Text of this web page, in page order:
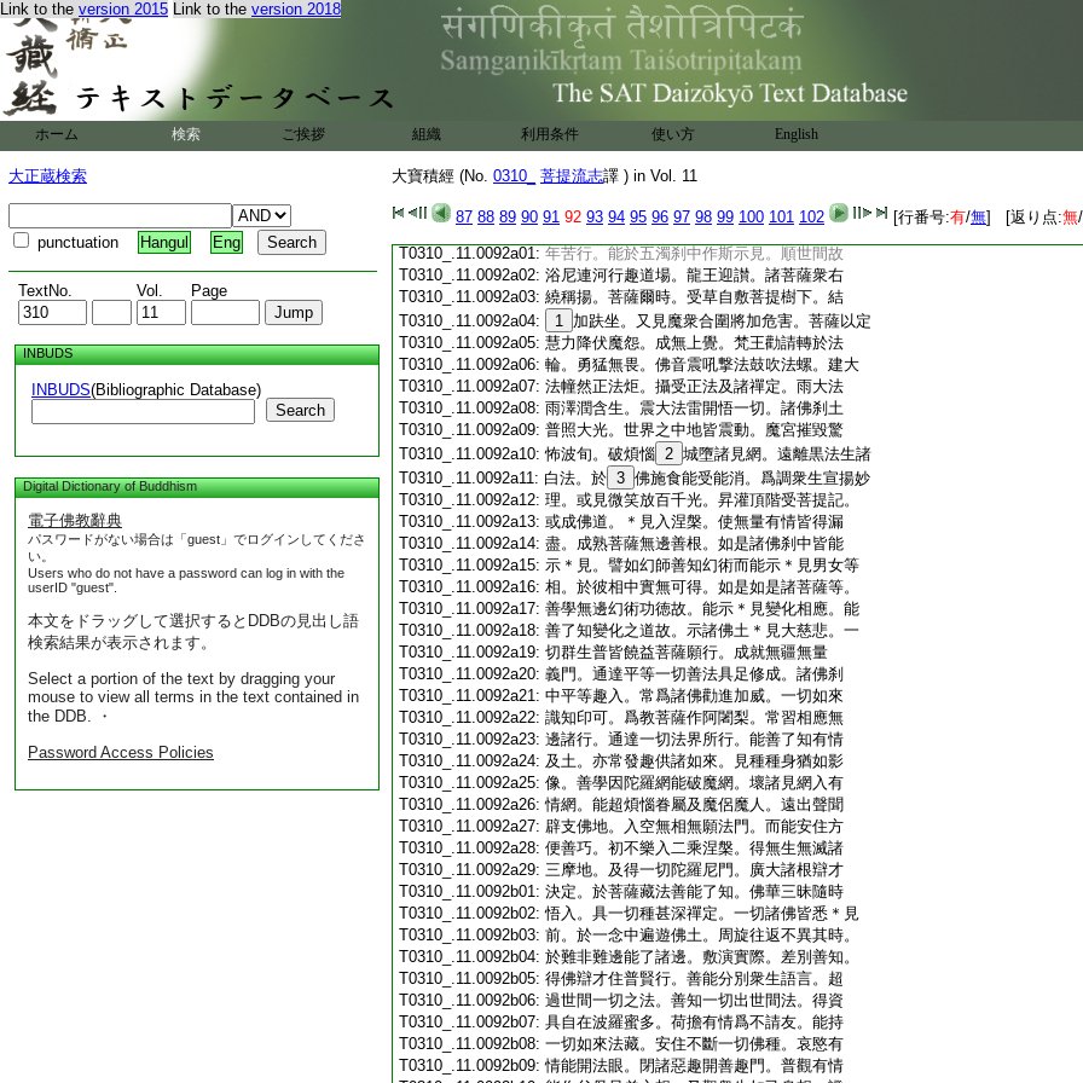
Link to the version 2015 Link to the version 2018
ホーム 検索 ご挨拶 組織 利用条件 使い方 English
大正蔵検索
punctuation Hangul Eng
TextNo. Vol. Page
INBUDS
INBUDS(Bibliographic Database)
Search
Digital Dictionary of Buddhism
電子佛教辭典
パスワードがない場合は「guest」でログインしてくださ
い。
Users who do not have a password can log in with the
userID "guest".
本文をドラッグして選択するとDDBの見出し語
検索結果が表示されます。
Select a portion of the text by dragging your
mouse to view all terms in the text contained in
the DDB. ・
Password Access Policies
大寶積經 (No. 0310_ 菩提流志譯 ) in Vol. 11
87 88 89 90 91 92 93 94 95 96 97 98 99 100 101 102 [行番号:有/無] [返り点:無/
T0310_.11.0091c19:菩薩。智上菩薩。寂根菩薩。慧願菩薩。香象菩
T0310_.11.0091c20:薩。寶幢菩薩等。而爲上首。咸共遵修普賢之
T0310_.11.0091c21:道。滿足菩薩一切行願。安住一切功徳法中。
T0310_.11.0091c22:到諸佛法究竟彼岸。願於一切世界之中成等
正覺。又願生彼兜率陀天。於彼壽終降生右
脇見行七歩。放大光明。普佛世界六種震動。
T0310_.11.0091c25:而自唱言。我於一切世間。最爲尊貴。釋梵諸
T0310_.11.0091c26:天咸來親奉。又
T0310_.11.0091c27:醫方養生符印。及餘博戲擅美過人。身處王
T0310_.11.0091c28:宮厭諸欲境。見老病死悟世非常。捐捨國位。
T0310_.11.0092a01: 年苦行。能於五濁刹中作斯示見。順世間故
T0310_.11.0092a02: 浴尼連河行趣道場。龍王迎讃。諸菩薩衆右
T0310_.11.0092a03: 繞稱揚。菩薩爾時。受草自敷菩提樹下。結
T0310_.11.0092a04:
1 加趺坐。又見魔衆合圍將加危害。菩薩以定
T0310_.11.0092a05: 慧力降伏魔怨。成無上覺。梵王勸請轉於法
T0310_.11.0092a06: 輪。勇猛無畏。佛音震吼撃法鼓吹法螺。建大
T0310_.11.0092a07: 法幢然正法炬。攝受正法及諸禪定。雨大法
T0310_.11.0092a08: 雨澤潤含生。震大法雷開悟一切。諸佛刹土
T0310_.11.0092a09: 普照大光。世界之中地皆震動。魔宮摧毀驚
T0310_.11.0092a10:怖波旬。破煩惱 2 城墮諸見網。遠離黒法生諸
T0310_.11.0092a11: 白法。於 3 佛施食能受能消。爲調衆生宣揚妙
T0310_.11.0092a12: 理。或見微笑放百千光。昇灌頂階受菩提記。
T0310_.11.0092a13: 或成佛道。＊見入涅槃。使無量有情皆得漏
T0310_.11.0092a14: 盡。成熟菩薩無邊善根。如是諸佛刹中皆能
T0310_.11.0092a15: 示＊見。譬如幻師善知幻術而能示＊見男女等
T0310_.11.0092a16: 相。於彼相中實無可得。如是如是諸菩薩等。
T0310_.11.0092a17: 善學無邊幻術功徳故。能示＊見變化相應。能
T0310_.11.0092a18: 善了知變化之道故。示諸佛土＊見大慈悲。一
T0310_.11.0092a19: 切群生普皆饒益菩薩願行。成就無疆無量
T0310_.11.0092a20: 義門。通達平等一切善法具足修成。諸佛刹
T0310_.11.0092a21: 中平等趣入。常爲諸佛勸進加威。一切如來
T0310_.11.0092a22: 識知印可。爲教菩薩作阿闍梨。常習相應無
T0310_.11.0092a23: 邊諸行。通達一切法界所行。能善了知有情
T0310_.11.0092a24: 及土。亦常發趣供諸如來。見種種身猶如影
T0310_.11.0092a25: 像。善學因陀羅網能破魔網。壞諸見網入有
T0310_.11.0092a26:情網。能超煩惱眷屬及魔侶魔人。遠出聲聞
T0310_.11.0092a27: 辟支佛地。入空無相無願法門。而能安住方
T0310_.11.0092a28: 便善巧。初不樂入二乘涅槃。得無生無滅諸
T0310_.11.0092a29: 三摩地。及得一切陀羅尼門。廣大諸根辯才
T0310_.11.0092b01: 決定。於菩薩藏法善能了知。佛華三昧隨時
T0310_.11.0092b02:悟入。具一切種甚深禪定。一切諸佛皆悉＊見
T0310_.11.0092b03: 前。於一念中遍遊佛土。周旋往返不異其時。
T0310_.11.0092b04: 於難非難邊能了諸邊。敷演實際。差別善知。
T0310_.11.0092b05: 得佛辯才住普賢行。善能分別衆生語言。超
T0310_.11.0092b06: 過世間一切之法。善知一切出世間法。得資
T0310_.11.0092b07: 具自在波羅蜜多。荷擔有情爲不請友。能持
T0310_.11.0092b08: 一切如來法藏。安住不斷一切佛種。哀愍有
T0310_.11.0092b09:情能開法眼。閉諸惡趣開善趣門。普觀有情